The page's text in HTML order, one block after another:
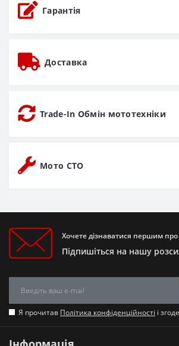
Гарантія
Доставка
Trade-In Обмін мототехніки
Мото СТО
Хочете дізнаватися першим про
Підпишіться на нашу
Я прочитав Політика конфіденційності і